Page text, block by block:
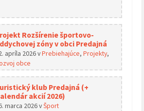
Rozšírenie športovo-
zóny v obci Predajná
apríla 2026vPrebiehajúce, Projekty,
obce
klub Predajná (+
akcií 2026)
marca 2026vŠport